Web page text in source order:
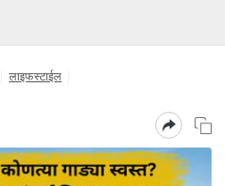
लाइफस्टाईल